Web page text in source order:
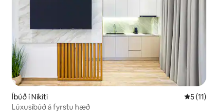
Íbúð í Nikiti 5 af 5 í
5 (11)
Lúxusíbúð á fyrstu hæð